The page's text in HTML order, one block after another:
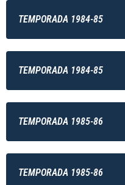
TEMPORADA 1984-85
TEMPORADA 1984-85
TEMPORADA 1985-86
TEMPORADA 1985-86